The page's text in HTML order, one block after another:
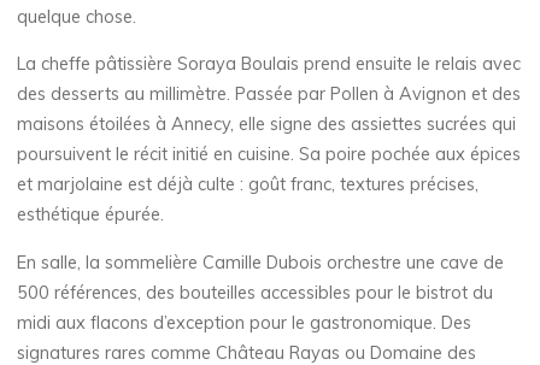
quelque chose.
La cheffe pâtissière Soraya Boulais prend ensuite le relais avec
des desserts au millimètre. Passée par Pollen à Avignon et des
maisons étoilées à Annecy, elle signe des assiettes sucrées qui
poursuivent le récit initié en cuisine. Sa poire pochée aux épices
et marjolaine est déjà culte : goût franc, textures précises,
esthétique épurée.
En salle, la sommelière Camille Dubois orchestre une cave de
500 références, des bouteilles accessibles pour le bistrot du
midi aux flacons d’exception pour le gastronomique. Des
signatures rares comme Château Rayas ou Domaine des